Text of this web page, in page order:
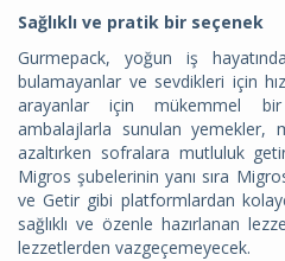
Sağlıklı ve pratik bir seçenek
Gurmepack, yoğun iş
bulamayanlar ve sevdikleri için
arayanlar için mükemmel
ambalajlarla sunulan yemekler,
azaltırken sofralara mutluluk
Migros şubelerinin yanı sıra
ve Getir gibi platformlardan
sağlıklı ve özenle hazırlanan
lezzetlerden vazgeçemeyecek.